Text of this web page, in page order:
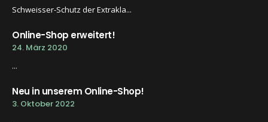
Schweisser-Schutz der Extrakla...
Online-Shop erweitert!
24. März 2020
...
Neu in unserem Online-Shop!
3. Oktober 2022